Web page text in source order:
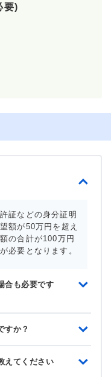
要)
証などの身分証明
額が50万円を超え
の合計が100万円
必要となります。
合も必要です
すか？
えてください